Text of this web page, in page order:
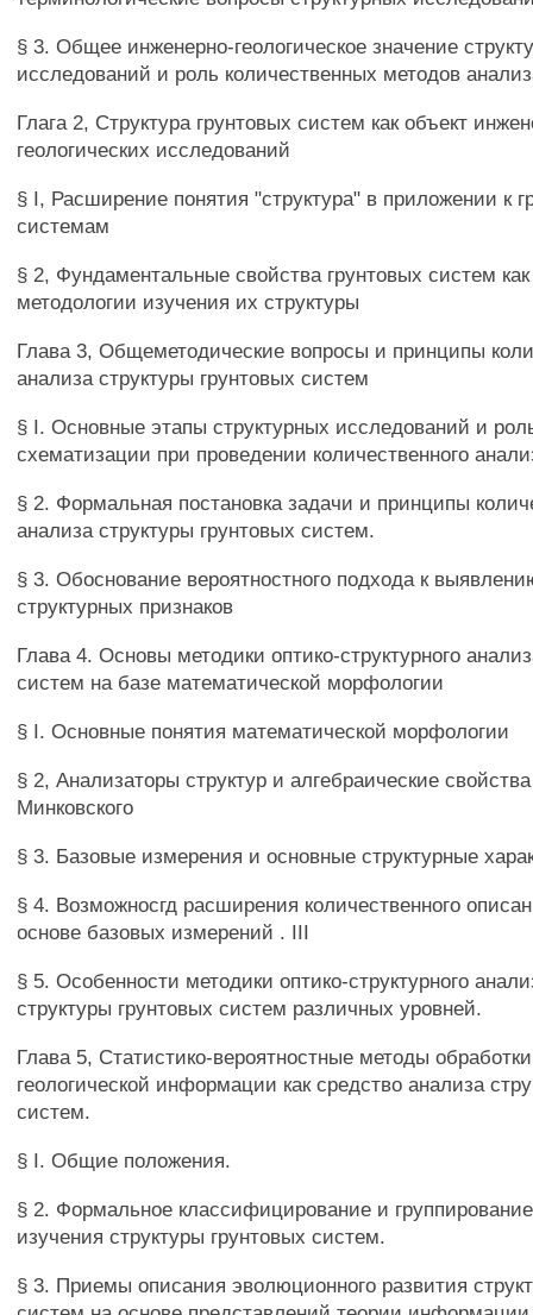
§ 3. Общее инженерно-геологическое значение
исследований и роль количественных методов
Глага 2, Структура грунтовых систем как объект
геологических исследований
§ I, Расширение понятия "структура" в приложении к
системам
§ 2, Фундаментальные свойства грунтовых систем
методологии изучения их структуры
Глава 3, Общеметодические вопросы и принципы
анализа структуры грунтовых систем
§ I. Основные этапы структурных исследований и
схематизации при проведении количественного
§ 2. Формальная постановка задачи и принципы
анализа структуры грунтовых систем.
§ 3. Обоснование вероятностного подхода к
структурных признаков
Глава 4. Основы методики оптико-структурного
систем на базе математической морфологии
§ I. Основные понятия математической морфологии
§ 2, Анализаторы структур и алгебраические
Минковского
§ 3. Базовые измерения и основные структурные
§ 4. Возможносгд расширения количественного
основе базовых измерений . III
§ 5. Особенности методики оптико-структурного
структуры грунтовых систем различных уровней.
Глава 5, Статистико-вероятностные методы
геологической информации как средство анализа
систем.
§ I. Общие положения.
§ 2. Формальное классифицирование и
изучения структуры грунтовых систем.
§ 3. Приемы описания эволюционного развития